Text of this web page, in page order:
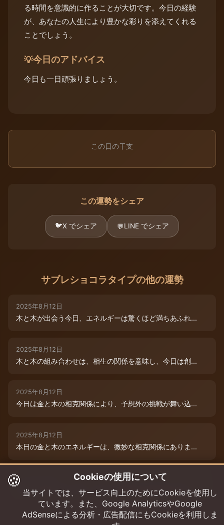
る時間を意識的に作ることが大切です。今日の経験
が、あなたの人生により豊かな彩りを添えてくれる
ことでしょう。
💡今日のアドバイス
今日も一日頑張りましょう。
この日の干支
この運勢をシェア
🐦X でシェア 💬LINE でシェア
サブレショコラタイプの他の運勢
2025年8月12日
木と木が出会う今日、エネルギーは驚くほど満ちあふれ...
2025年8月12日
木と木の組み合わせは、相生の関係を意味し、今日は創...
2025年8月12日
今日は金と木の相克関係により、予想外の挑戦が舞い込...
2025年8月12日
本日の金と木のエネルギーは、微妙な相克関係にありま...
2025年8月9日
木と木が寄り添う今日、あなたの創造性は最高潮に達し...
🍪 Cookieの使用について
当サイトでは、サービス向上のためにCookieを使用し
ています。また、Google AnalyticsやGoogle
AdSenseによる分析・広告配信にもCookieを利用しま